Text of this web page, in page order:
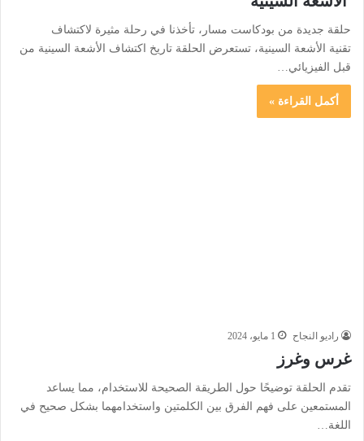
حلقة جديدة من بودكاست مسار، تأخذنا في رحلة مثيرة لاكتشاف
تقنية الأشعة السينية، تستعرض الحلقة تاريخ اكتشاف الأشعة السينية من
قبل الفيزيائي…
أكمل القراءة »
راديو النجاح 1 مايو، 2024
غرس وغرز
تقدم الحلقة توضيحًا حول الطريقة الصحيحة للاستخدام، مما يساعد
المستمعين على فهم الفرق بين الكلمتين واستخدامهما بشكل صحيح في
اللغة…